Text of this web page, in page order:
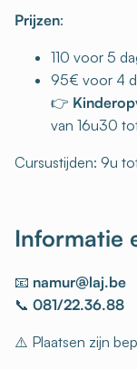
Prijzen:
110 voor 5
95€ voor 4
👉
van 16u30
Cursustijden: 9u
Informatie
📧 namur@laj.be
📞 081/22.36.88
⚠️ Plaatsen zijn